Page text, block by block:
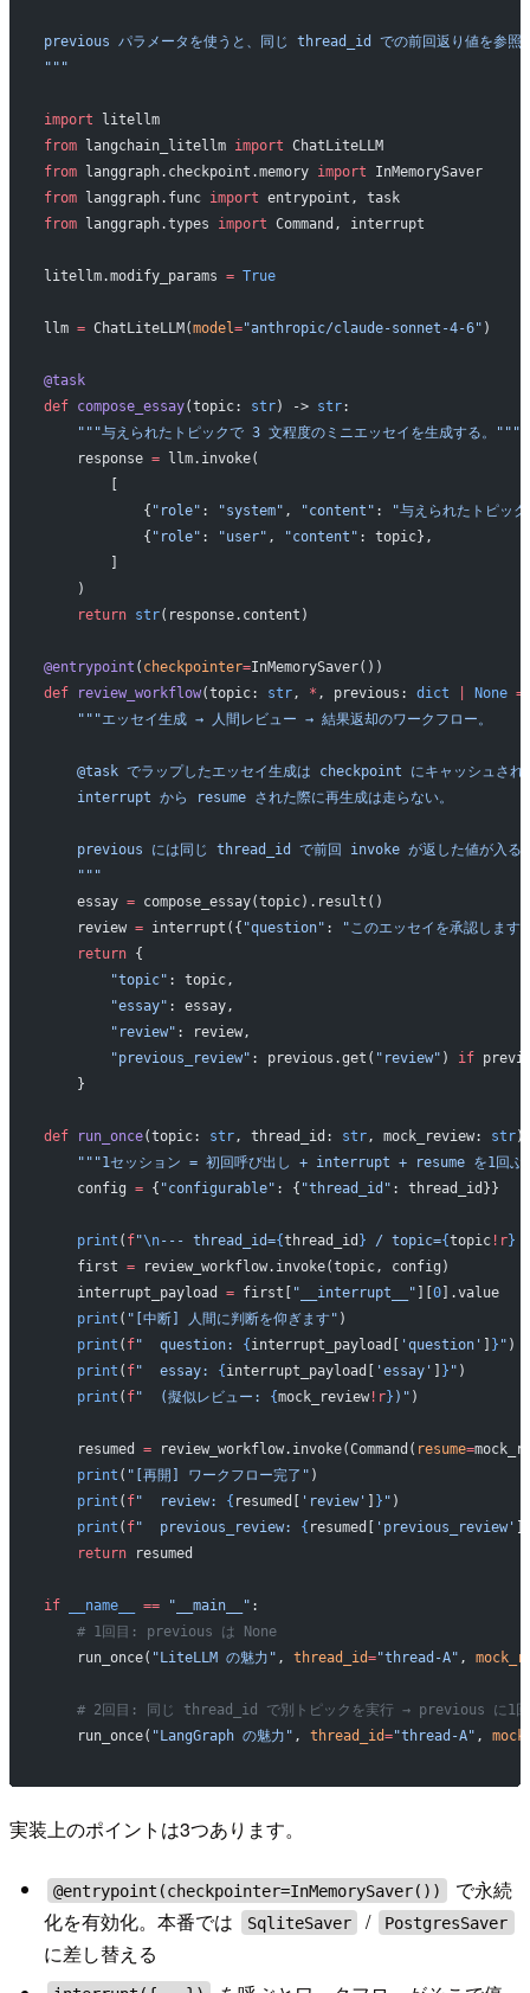
previous パラメータを使うと、同じ thread_id での前回返り値を参照
"""
import litellm
from langchain_litellm import ChatLiteLLM
from langgraph.checkpoint.memory import InMemorySaver
from langgraph.func import entrypoint, task
from langgraph.types import Command, interrupt
litellm.modify_params = True
llm = ChatLiteLLM(model="anthropic/claude-sonnet-4-6" )
@task
def compose_essay(topic: str) -> str:
    """与えられたトピックで 3 文程度のミニエッセイを生成する。"""
    response
= llm.invoke(
            {
"role" : "system" , "content" :
"与えられたトピッ
            {
"role" : "user" , "content" : topic},
    )
    return
str(response.content)
@entrypoint ( checkpointer=InMemorySaver())
def review_workflow(topic: str, * , previous: dict None =
    """エッセイ生成 → 人間レビュー → 結果返却のワークフロー。
@task でラップしたエッセイ生成は checkpoint にキャッシュされ
    interrupt から resume された際に再生成は走らない。
previous には同じ thread_id で前回 invoke が返した値が入る
    """
    essay
= compose_essay(topic).result()
    review
= interrupt({ "question" :
"このエッセイを承認します
    return
{
        "topic"
: topic,
        "essay"
: essay,
        "review"
: review,
        "previous_review"
: previous.get( "review" ) if
    }
def run_once(topic: str, thread_id: str, mock_review: str)
"""1セッション = 初回呼び出し + interrupt + resume を1回ぶ
    config
= { "configurable" : { "thread_id" : thread_id}}
    print
( f"\n--- thread_id={thread_id } / topic={topic!r}
    first
= review_workflow.invoke(topic, config)
    interrupt_payload
= first[ "__interrupt__" 0].value
    print
( "[中断] 人間に判断を仰ぎます" )
    print
( f"  question: { interrupt_payload[ 'question' } " )
    print
( f"  essay: { interrupt_payload[ 'essay' } " )
    print
( f"  (擬似レビュー: {mock_review!r} )" )
    resumed
= review_workflow.invoke(Command( resume=
    print
( "[再開] ワークフロー完了" )
    print
( f"  review: { resumed[ 'review' } " )
    print
( f"  previous_review: { resumed[ 'previous_review'
    return
resumed
if __name__ == "__main__" :
    # 1回目: previous は None
    run_once(
"LiteLLM の魅力" , thread_id="thread-A" ,
# 2回目: 同じ thread_id で別トピックを実行 → previous に1回
    run_once(
"LangGraph の魅力" , thread_id="thread-A" ,
実装上のポイントは3つあります。
@entrypoint(checkpointer=InMemorySaver())
で永続
化を有効化。本番では
SqliteSaver / PostgresSaver
に差し替える